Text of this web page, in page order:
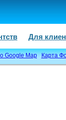
Для
Google Map Карта